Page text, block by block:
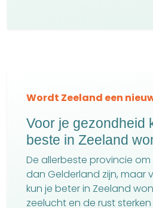
Wordt Zeeland een
Voor je gezondheid
beste in Zeeland
De allerbeste provincie
dan Gelderland zijn, maar
kun je beter in Zeeland
zeelucht en de rust